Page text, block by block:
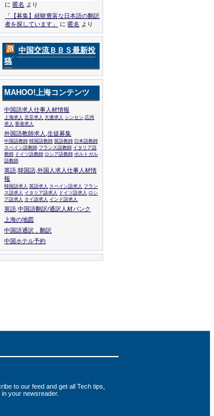
に 匿名 より
「【募集】経験豊富な日本語の翻訳
者を探しています」
に 匿名 より
中国交流ＢＢＳ最新投
稿
MAHOO!上海コンテンツ
中国語求人仕事人材情報
上海求人 北京求人 大連求人 シンセン,広州
求人 香港求人
外国語教師求人,生徒募集
中国語教師 韓国語教師 英語教師 日本語教師
スペイン語教師 フランス語教師 イタリア語
教師 ドイツ語教師 ロシア語教師 ポルトガル
語教師
英語,韓国語,外国人求人仕事人材情
報
韓国語求人 英語求人 スペイン語求人 フラン
ス語求人 イタリア語求人 ドイツ語求人 ロシ
ア語求人 タイ語求人 インド語求人
英語,中国語翻訳/通訳人材バンク
上海の地図
中国語通訳，翻訳
中国ホテル予約
to our feed and get all Tech tips,
your newsreader.